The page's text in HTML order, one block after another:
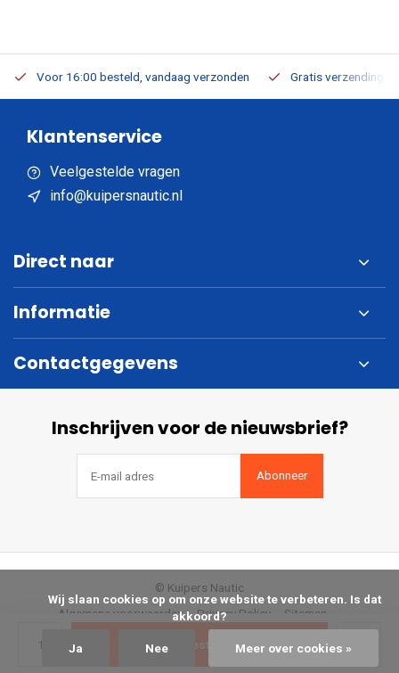
Bestellen
Voor 16:00 besteld, vandaag verzonden Gratis verzending
Klantenservice
Veelgestelde vragen
info@kuipersnautic.nl
Direct naar
Informatie
Contactgegevens
Inschrijven voor de nieuwsbrief?
Abonneer
Algemene voorwaarden Privacy Policy Sitemap
© Kuipers Nautic
akkoord?
Ja Nee Meer over cookies »